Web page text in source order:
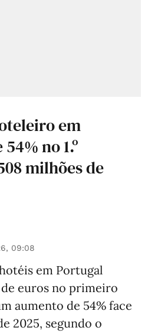
em
no 1.º
milhões de
09:08
em Portugal
euros no primeiro
aumento de 54% face
2025, segundo o